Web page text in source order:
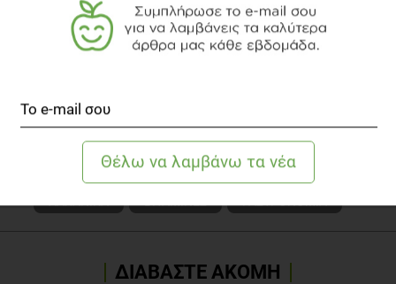
Γνωρίστε τoν αρθογράφο
ΔΙΑΒΑΣΤΕ ΑΚΟΜΗ